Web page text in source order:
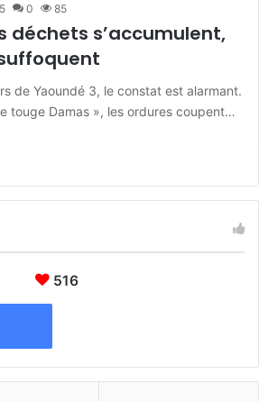
0 85
déchets s’accumulent,
de Yaoundé 3, le constat est alarmant.
touge Damas », les ordures coupent…
516